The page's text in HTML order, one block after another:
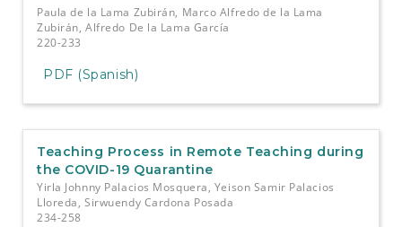
Paula de la Lama Zubirán, Marco Alfredo de la Lama
Zubirán, Alfredo De la Lama García
220-233
PDF (Spanish)
Teaching Process in Remote Teaching during
the COVID-19 Quarantine
Yirla Johnny Palacios Mosquera, Yeison Samir Palacios
Lloreda, Sirwuendy Cardona Posada
234-258